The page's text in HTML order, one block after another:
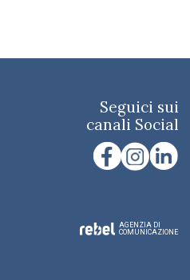
Seguici sui
canali Social
AGENZIA DI
COMUNICAZIONE